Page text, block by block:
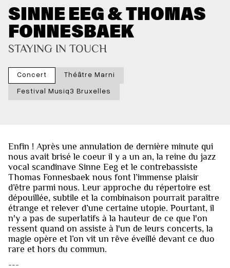
SINNE EEG & THOMAS
FONNESBAEK
STAYING IN TOUCH
Concert
Théâtre Marni
Festival Musiq3 Bruxelles
Enfin ! Après une annulation de dernière minute qui
nous avait brisé le coeur il y a un an, la reine du jazz
vocal scandinave Sinne Eeg et le contrebassiste
Thomas Fonnesbaek nous font l’immense plaisir
d’être parmi nous. Leur approche du répertoire est
dépouillée, subtile et la combinaison pourrait paraître
étrange et relever d’une certaine utopie. Pourtant, il
n'y a pas de superlatifs à la hauteur de ce que l'on
ressent quand on assiste à l'un de leurs concerts, la
magie opère et l’on vit un rêve éveillé devant ce duo
rare et hors du commun.
---